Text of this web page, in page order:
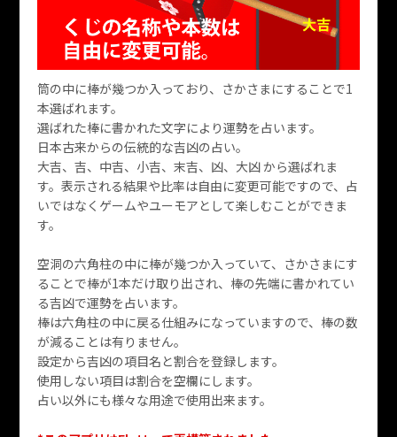
筒の中に棒が幾つか入っており、さかさまにすることで1
本選ばれます。
選ばれた棒に書かれた文字により運勢を占います。
日本古来からの伝統的な吉凶の占い。
大吉、吉、中吉、小吉、末吉、凶、大凶 から選ばれま
す。表示される結果や比率は自由に変更可能ですので、占
いではなくゲームやユーモアとして楽しむことができま
す。
空洞の六角柱の中に棒が幾つか入っていて、さかさまにす
ることで棒が1本だけ取り出され、棒の先端に書かれてい
る吉凶で運勢を占います。
棒は六角柱の中に戻る仕組みになっていますので、棒の数
が減ることは有りません。
設定から吉凶の項目名と割合を登録します。
使用しない項目は割合を空欄にします。
占い以外にも様々な用途で使用出来ます。